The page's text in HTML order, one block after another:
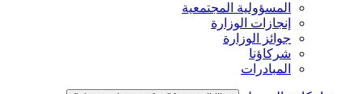
المسؤولية المجتمعية
إنجازات الوزارة
جوائز الوزارة
شركاؤنا
المبادرات